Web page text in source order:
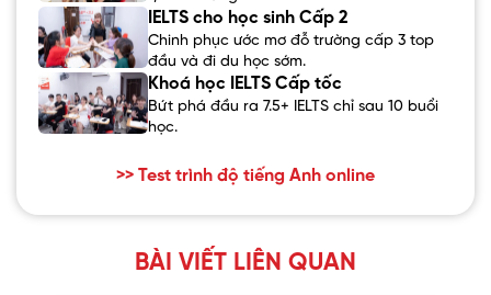
IELTS cho học sinh Cấp 2
Chinh phục ước mơ đỗ trường cấp 3 top
đầu và đi du học sớm.
Khoá học IELTS Cấp tốc
Bứt phá đầu ra 7.5+ IELTS chỉ sau 10 buổi
học.
>> Test trình độ tiếng Anh online
BÀI VIẾT LIÊN QUAN